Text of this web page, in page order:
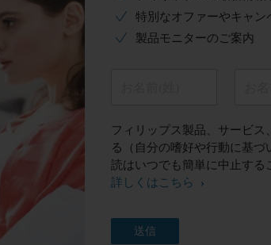
特別なオファーやキャン
製品モニターのご案内
フィリップス製品、サービ
る（自分の嗜好や行動に基
読はいつでも簡単に中止する
詳しくはこちら